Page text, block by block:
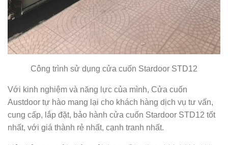
Công trình sử dụng cửa cuốn Stardoor STD12
Với kinh nghiệm và năng lực của mình, Cửa cuốn
Austdoor tự hào mang lại cho khách hàng dịch vụ tư vấn,
cung cấp, lắp đặt, bảo hành cửa cuốn Stardoor STD12 tốt
nhất, với giá thành rẻ nhất, cạnh tranh nhất.